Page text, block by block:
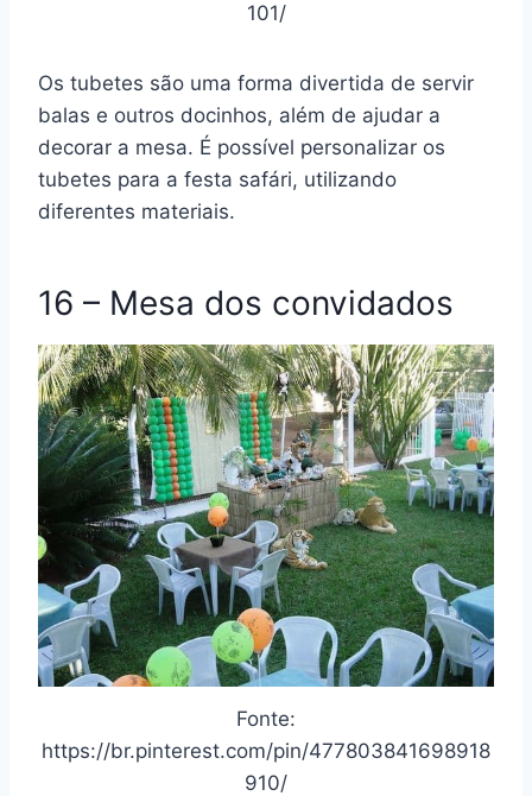
101/
Os tubetes são uma forma divertida de servir
balas e outros docinhos, além de ajudar a
decorar a mesa. É possível personalizar os
tubetes para a festa safári, utilizando
diferentes materiais.
16 – Mesa dos convidados
Fonte:
https://br.pinterest.com/pin/477803841698918
910/